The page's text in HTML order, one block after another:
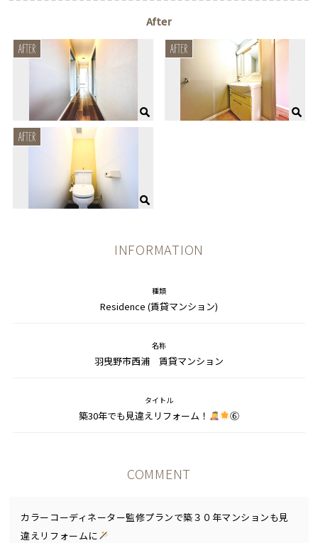
After
INFORMATION
種類
Residence (賃貸マンション)
名称
羽曳野市西浦 賃貸マンション
タイトル
築30年でも見違えリフォーム！ ⑥
COMMENT
カラーコーディネーター監修プランで築３０年マンションも見
違えリフォームに